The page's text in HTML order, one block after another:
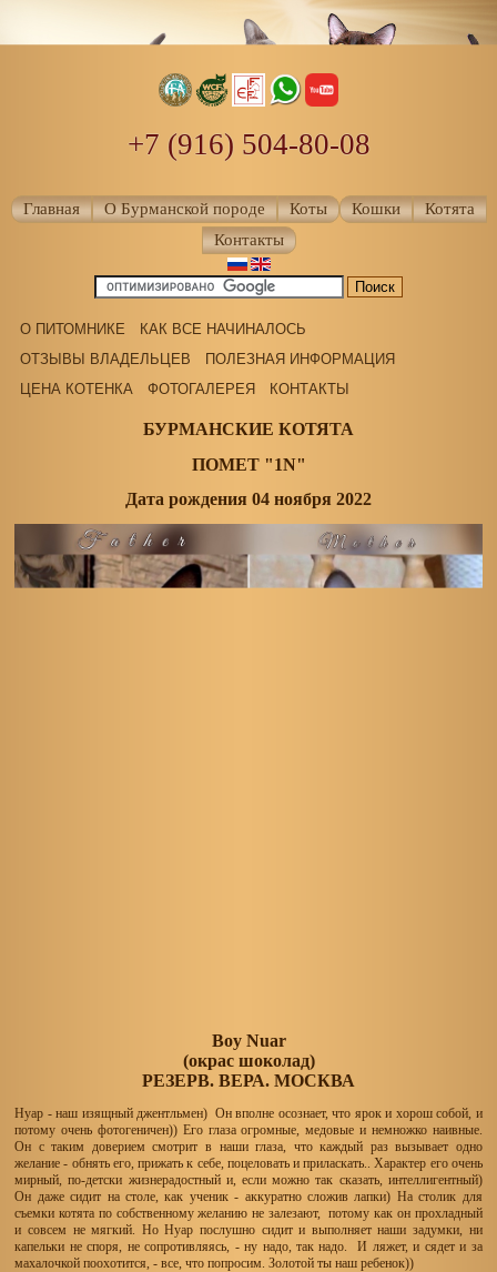
+7 (916) 504-80-08
Главная О Бурманской породе Коты Кошки
Котята
Контакты
О ПИТОМНИКЕ
КАК ВСЕ НАЧИНАЛОСЬ
ОТЗЫВЫ ВЛАДЕЛЬЦЕВ
ПОЛЕЗНАЯ ИНФОРМАЦИЯ
ЦЕНА КОТЕНКА
ФОТОГАЛЕРЕЯ КОНТАКТЫ
БУРМАНСКИЕ КОТЯТА
ПОМЕТ "1N"
Дата рождения 04 ноября 2022
Boy Nuar
(окрас шоколад)
РЕЗЕРВ. ВЕРА. МОСКВА
Нуар - наш изящный джентльмен) Он вполне осознает, что ярок и хорош собой, и
потому очень фотогеничен)) Его глаза огромные, медовые и немножко наивные.
Он с таким доверием смотрит в наши глаза, что каждый раз вызывает одно
желание - обнять его, прижать к себе, поцеловать и приласкать.. Характер его очень
мирный, по-детски жизнерадостный и, если можно так сказать, интеллигентный)
Он даже сидит на столе, как ученик - аккуратно сложив лапки) На столик для
съемки котята по собственному желанию не залезают, потому как он прохладный
и совсем не мягкий. Но Нуар послушно сидит и выполняет наши задумки, ни
капельки не споря, не сопротивляясь, - ну надо, так надо. И ляжет, и сядет и за
махалочкой поохотится, - все, что попросим. Золотой ты наш ребенок))